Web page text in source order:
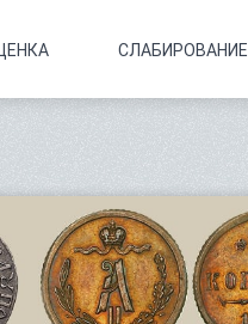
СЛАБИРОВАНИЕ